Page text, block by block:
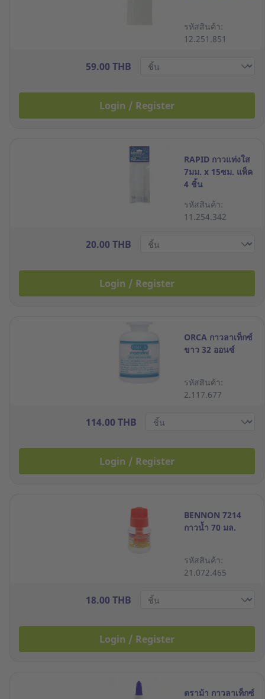
รหัสสินค้า:
12.251.851
59.00 THB
Login / Register
RAPID กาวแท่งใส
7มม. x 15ซม. แพ็ค
4 ชิ้น
รหัสสินค้า:
11.254.342
20.00 THB
Login / Register
ORCA กาวลาเท็กซ์
ขาว 32 ออนซ์
รหัสสินค้า:
2.117.677
114.00 THB
Login / Register
BENNON 7214
กาวน้ำ 70 มล.
รหัสสินค้า:
21.072.465
18.00 THB
Login / Register
ตราม้า กาวลาเท็กซ์